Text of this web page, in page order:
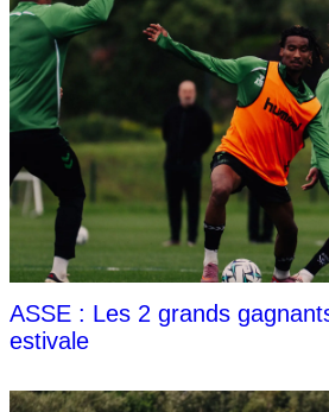
ASSE : Les 2 grands
estivale